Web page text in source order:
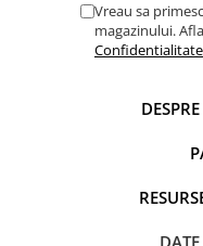
Vreau sa
magazinului.
Confidentialitate